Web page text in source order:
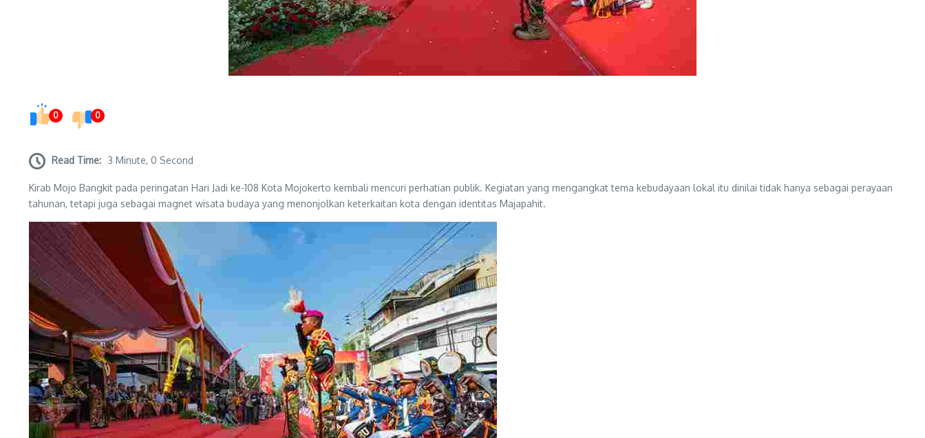
0 0
Read Time: 3 Minute, 0 Second
Kirab Mojo Bangkit pada peringatan Hari Jadi ke-108 Kota Mojokerto kembali mencuri perhatian publik. Kegiatan yang mengangkat tema kebudayaan lokal itu dinilai tidak hanya sebagai perayaan
tahunan, tetapi juga sebagai magnet wisata budaya yang menonjolkan keterkaitan kota dengan identitas Majapahit.